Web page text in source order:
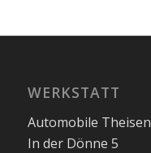
WERKSTATT
Automobile Theisen
In der Dönne 5